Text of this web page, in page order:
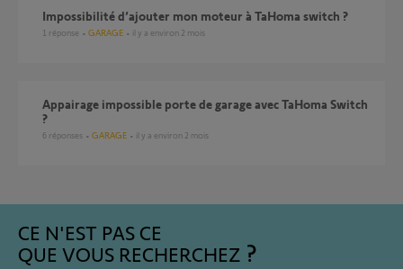
Impossibilité d’ajouter mon moteur à TaHoma switch ?
1 réponse GARAGE il y a environ 2 mois
appairage impossible porte de garage avec TaHoma Switch
?
6 réponses GARAGE il y a environ 2 mois
CE N'EST PAS CE
QUE VOUS RECHERCHEZ